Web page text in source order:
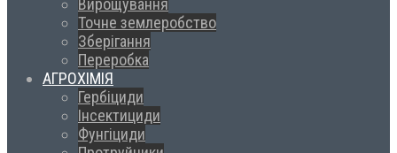
Вирощування
Точне землеробство
Зберігання
Переробка
АГРОХІМІЯ
Гербіциди
Інсектициди
Фунгіциди